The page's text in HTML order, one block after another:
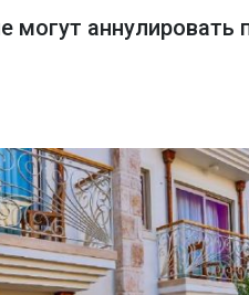
могут аннулировать